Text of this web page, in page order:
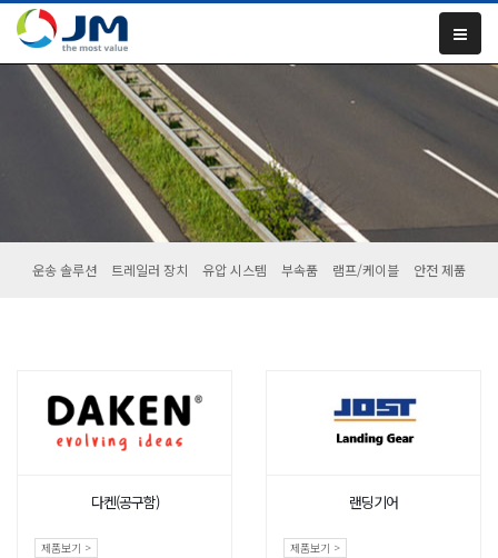
운송 솔루션 트레일러 장치 유압 시스템 부속품 램프/케이블 안전 제품
다켄(공구함)
제품보기 >
랜딩기어
제품보기 >